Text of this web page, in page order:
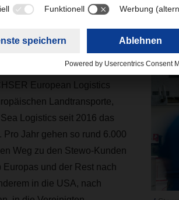
in alle Welt
Schweiz der
Stewo und kümmert sich um
European Logistics
Landtransporte,
Logistics seit 2016 das
Pro Jahr gehen so rund 6.000
Weg zu den Stewo-Kunden
und der Rest nach
in die USA, nach